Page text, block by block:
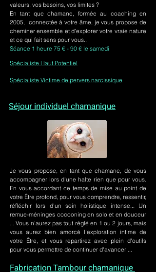
valeurs, vos besoins, vos limites ?
En tant que chamane, formée au coaching en
2005, connectée à votre âme, je vous propose de
cheminer ensemble et d'explorer votre vraie nature
et ce qui fait sens pour vous..
Séance 1 heure 75 € - 90 € le samedi
Spécialiste Haut Potentiel
Spécialiste Victime de pervers narcissique
Séjour individuel chamanique
Je vous propose, en tant que chamane, de vous
accompagner lors d'une halte rien que pour vous.
En vous accordant ce temps de mise au point de
votre Être profond, pour vous comprendre, ressentir,
réfléchir lors d'un soin holistique intense... Un
remue-méninges cocooning en solo et en douceur
... Vous n'aurez pas tout réglé en 1 ou 2 jours, mais
vous aurez bien amorcé l'exploration intime de
votre Être, et vous repartirez avec plein d'outils
pour vous permettre de continuer d'avancer ...
Fabrication Tambour chamanique